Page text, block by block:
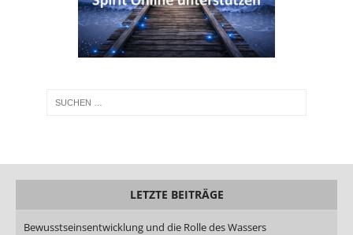
LETZTE BEITRÄGE
Bewusstseinsentwicklung und die Rolle des Wassers